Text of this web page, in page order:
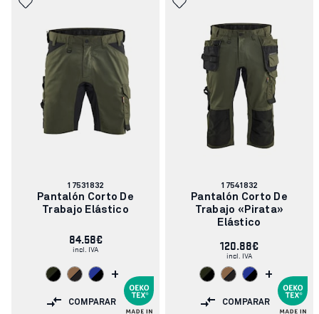
Número
de
artículo:
17531832
Pantalón Corto De
Trabajo Elástico
84.58€
incl. IVA
+
COMPARAR
Número
de
artículo:
17541832
Pantalón Corto De
Trabajo «Pirata»
Elástico
120.88€
incl. IVA
+
COMPARAR